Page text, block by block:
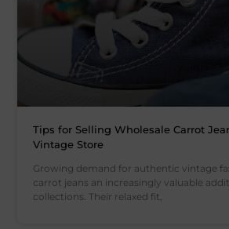
Tips for Selling Wholesale Carrot
Vintage Store
Growing demand for authentic vintage
carrot jeans an increasingly valuable
collections. Their relaxed fit,